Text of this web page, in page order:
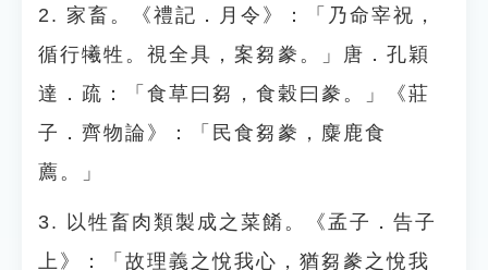
2. 家畜。《禮記．月令》：「乃命宰祝，
循行犧牲。視全具，案芻豢。」唐．孔穎
達．疏：「食草曰芻，食穀曰豢。」《莊
子．齊物論》：「民食芻豢，麋鹿食
薦。」
3. 以牲畜肉類製成之菜餚。《孟子．告子
上》：「故理義之悅我心，猶芻豢之悅我